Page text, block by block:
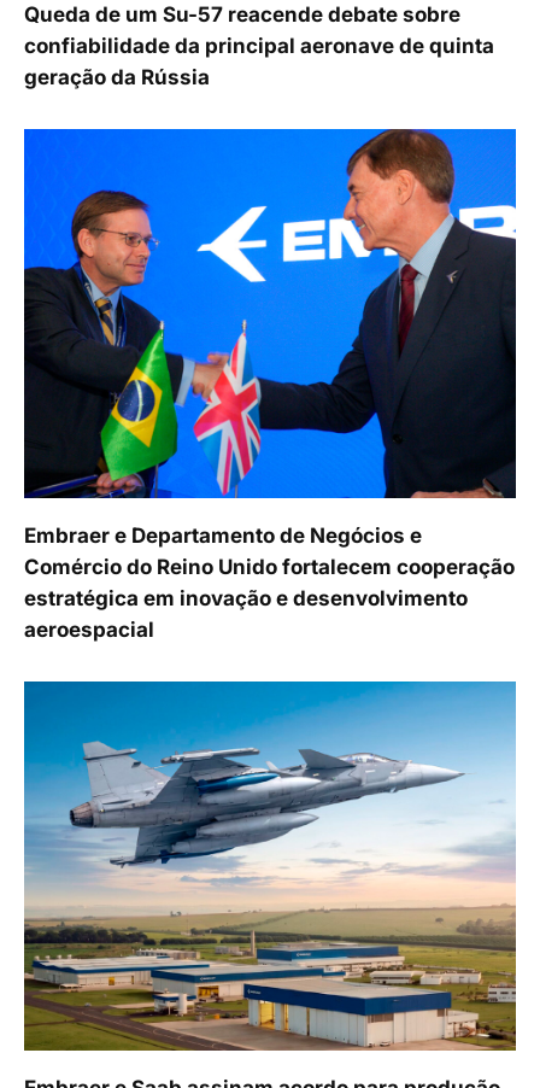
Queda de um Su-57 reacende debate sobre
confiabilidade da principal aeronave de quinta
geração da Rússia
Embraer e Departamento de Negócios e
Comércio do Reino Unido fortalecem cooperação
estratégica em inovação e desenvolvimento
aeroespacial